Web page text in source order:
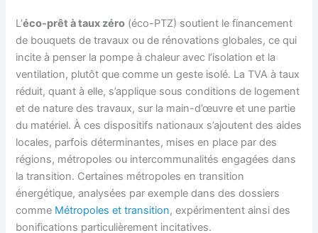
L’éco-prêt à taux zéro (éco-PTZ) soutient le financement
de bouquets de travaux ou de rénovations globales, ce qui
incite à penser la pompe à chaleur avec l’isolation et la
ventilation, plutôt que comme un geste isolé. La TVA à taux
réduit, quant à elle, s’applique sous conditions de logement
et de nature des travaux, sur la main-d’œuvre et une partie
du matériel. À ces dispositifs nationaux s’ajoutent des aides
locales, parfois déterminantes, mises en place par des
régions, métropoles ou intercommunalités engagées dans
la transition. Certaines métropoles en transition
énergétique, analysées par exemple dans des dossiers
comme Métropoles et transition, expérimentent ainsi des
bonifications particulièrement incitatives.